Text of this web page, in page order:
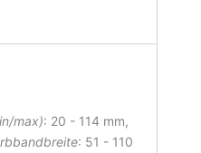
max): 20 - 114 mm,
: 51 - 110